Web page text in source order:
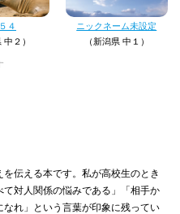
４
中２）
ニックネーム未設定
（新潟県 中１）
伝える本です。私が高校生のとき
対人関係の悩みである」「相手か
れ」という言葉が印象に残ってい